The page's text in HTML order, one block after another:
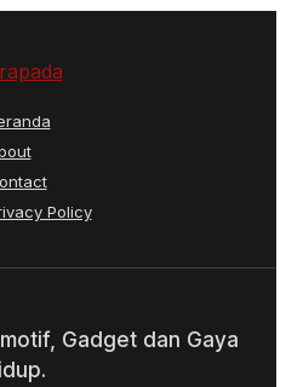
Policy
Gadget dan Gaya